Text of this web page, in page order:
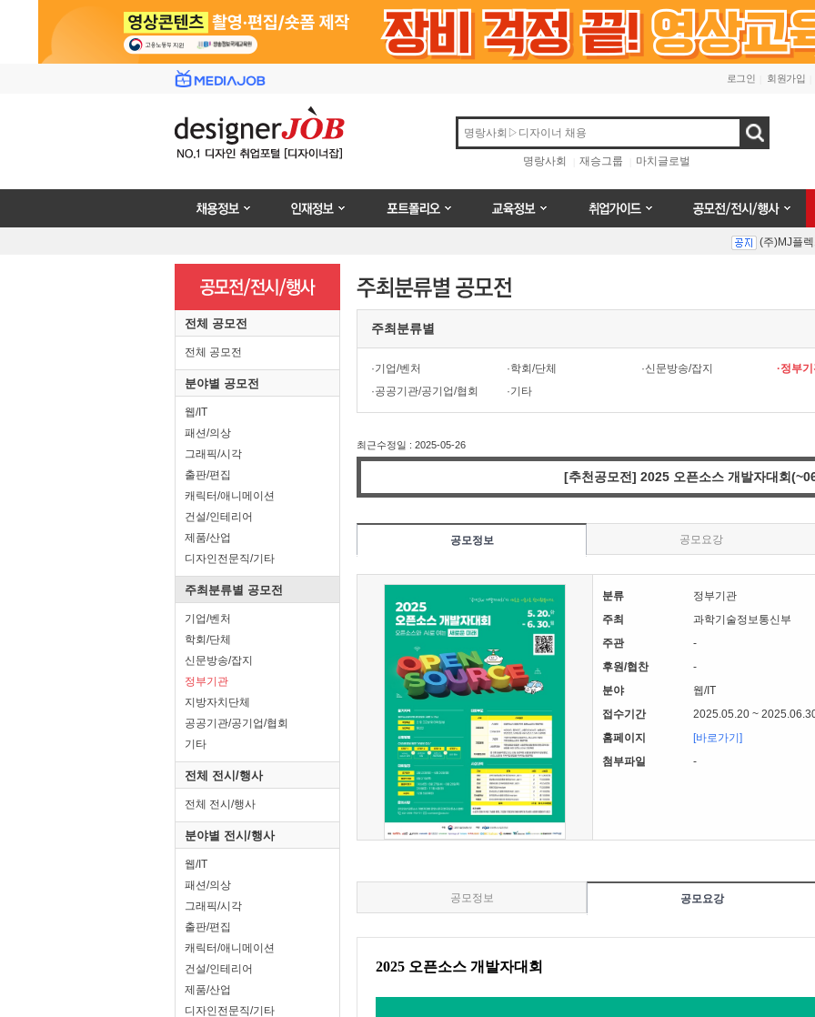
로그인 회원가입
검색
명랑사회 재승그룹 마치글로벌
(주)MJ플
(주)MJ플
전체 공모전
전체 공모전
분야별 공모전
웹/IT
패션/의상
그래픽/시각
출판/편집
캐릭터/애니메이션
건설/인테리어
제품/산업
디자인전문직/기타
주최분류별 공모전
기업/벤처
학회/단체
신문방송/잡지
정부기관
지방자치단체
공공기관/공기업/협회
기타
전체 전시/행사
전체 전시/행사
분야별 전시/행사
웹/IT
패션/의상
그래픽/시각
출판/편집
캐릭터/애니메이션
건설/인테리어
제품/산업
디자인전문직/기타
주최분류별
·기업/벤처 ·학회/단체 ·신문방송/잡지 ·정부
·공공기관/공기업/협회
·기타
최근수정일 : 2025-05-26
[추천공모전] 2025 오픈소스 개발자대회
공모정보 공모요강
분류
정부기관
주최
과학기술정보통신부
주관
-
후원/협찬
-
분야
웹/IT
접수기간
2025.05.20 ~
홈페이지
[바로가기]
첨부파일
-
공모정보 공모요강